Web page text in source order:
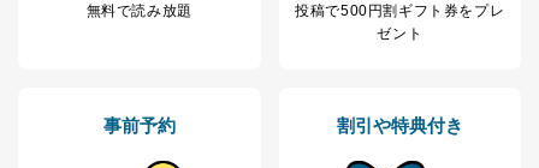
無料で読み放題
投稿で500円割ギフト券をプレ
ゼント
事前予約 割引や特典付き